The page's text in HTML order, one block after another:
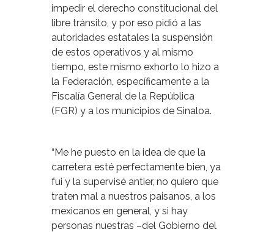
impedir el derecho constitucional del
libre tránsito, y por eso pidió a las
autoridades estatales la suspensión
de estos operativos y al mismo
tiempo, este mismo exhorto lo hizo a
la Federación, específicamente a la
Fiscalía General de la República
(FGR) y a los municipios de Sinaloa.
“Me he puesto en la idea de que la
carretera esté perfectamente bien, ya
fui y la supervisé antier, no quiero que
traten mal a nuestros paisanos, a los
mexicanos en general, y si hay
personas nuestras –del Gobierno del